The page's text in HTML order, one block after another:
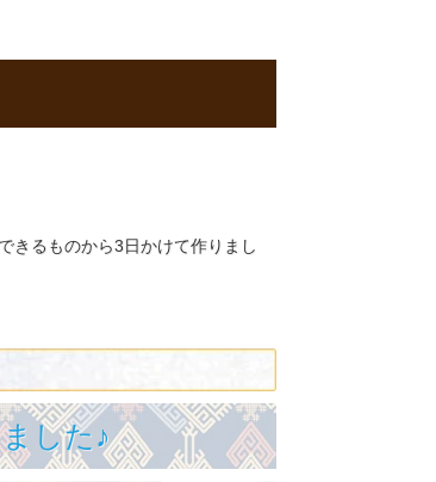
きるものから3日かけて作りまし
した♪